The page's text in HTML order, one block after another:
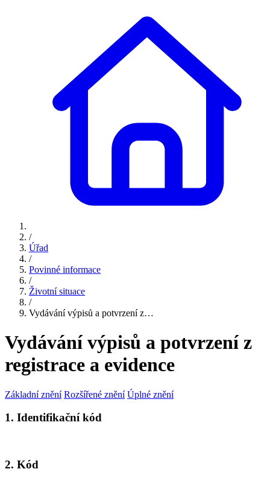
/
Úřad
/
Povinné informace
/
Životní situace
/
Vydávání výpisů a potvrzení z…
Vydávání výpisů a potvrzení z
registrace a evidence
Základní znění Rozšířené znění Úplné znění
1. Identifikační kód
2. Kód